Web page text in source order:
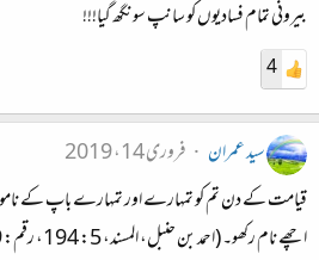
بیرونی تمام فسادیوں کو سانپ سونگھ گیا!!!
4
سید عمران
فروری 14، 2019
قیامت کے دن تم کو تمہارے اور تمہارے باپ کے
اچھے نام رکھو۔ (احمد بن حنبل، المسند، 5: 194، رقم: 21739)